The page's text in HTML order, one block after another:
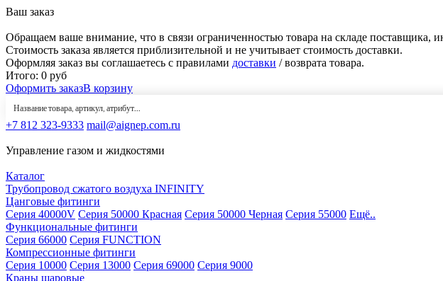
Ваш заказ
Обращаем ваше внимание, что в связи ограниченностью товара на складе поставщика,
Стоимость заказа является приблизительной и не учитывает стоимость доставки.
Оформляя заказ вы соглашаетесь с правилами доставки / возврата товара.
Итого: 0 руб
Оформить заказВ корзину
+7 812 323-9333 mail@aignep.com.ru
Управление газом и жидкостями
Каталог
Трубопровод сжатого воздуха INFINITY
Цанговые фитинги
Серия 40000V Серия 50000 Красная Серия 50000 Черная Серия 55000 Ещё..
Функциональные фитинги
Серия 66000 Серия FUNCTION
Компрессионные фитинги
Серия 10000 Серия 13000 Серия 69000 Серия 9000
Краны шаровые